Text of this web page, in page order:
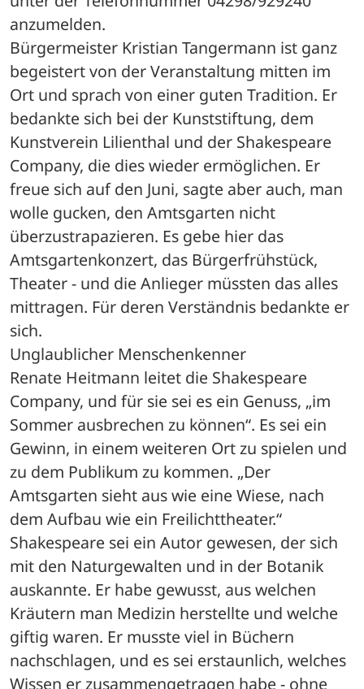
anzumelden.
Bürgermeister Kristian Tangermann ist ganz
begeistert von der Veranstaltung mitten im
Ort und sprach von einer guten Tradition. Er
bedankte sich bei der Kunststiftung, dem
Kunstverein Lilienthal und der Shakespeare
Company, die dies wieder ermöglichen. Er
freue sich auf den Juni, sagte aber auch, man
wolle gucken, den Amtsgarten nicht
überzustrapazieren. Es gebe hier das
Amtsgartenkonzert, das Bürgerfrühstück,
Theater - und die Anlieger müssten das alles
mittragen. Für deren Verständnis bedankte er
sich.
Unglaublicher Menschenkenner
Renate Heitmann leitet die Shakespeare
Company, und für sie sei es ein Genuss, „im
Sommer ausbrechen zu können“. Es sei ein
Gewinn, in einem weiteren Ort zu spielen und
zu dem Publikum zu kommen. „Der
Amtsgarten sieht aus wie eine Wiese, nach
dem Aufbau wie ein Freilichttheater.“
Shakespeare sei ein Autor gewesen, der sich
mit den Naturgewalten und in der Botanik
auskannte. Er habe gewusst, aus welchen
Kräutern man Medizin herstellte und welche
giftig waren. Er musste viel in Büchern
nachschlagen, und es sei erstaunlich, welches
Wissen er zusammengetragen habe - ohne